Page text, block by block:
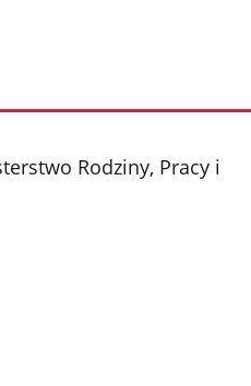
Rodziny, Pracy i